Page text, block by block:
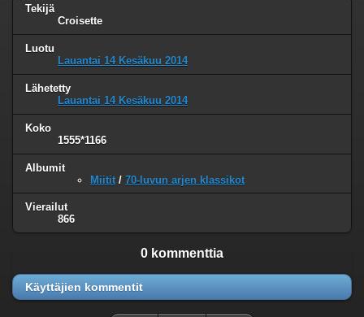
Tekijä
Croisette
Luotu
Lauantai 14 Kesäkuu 2014
Lähetetty
Lauantai 14 Kesäkuu 2014
Koko
1555*1166
Albumit
Miitit / 70-luvun arjen klassikot
Vierailut
866
0 kommenttia
Käyttäjien kommentit